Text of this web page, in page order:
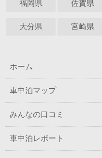
福岡県 佐賀県
大分県 宮崎県
ホーム
車中泊マップ
みんなの口コミ
車中泊レポート